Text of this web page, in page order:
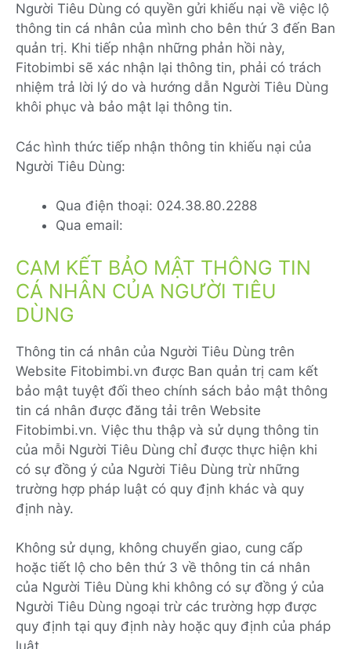
Người Tiêu Dùng có quyền gửi khiếu nại về việc lộ
thông tin cá nhân của mình cho bên thứ 3 đến Ban
quản trị. Khi tiếp nhận những phản hồi này,
Fitobimbi sẽ xác nhận lại thông tin, phải có trách
nhiệm trả lời lý do và hướng dẫn Người Tiêu Dùng
khôi phục và bảo mật lại thông tin.
Các hình thức tiếp nhận thông tin khiếu nại của
Người Tiêu Dùng:
Qua điện thoại: 024.38.80.2288
Qua email:
CAM KẾT BẢO MẬT THÔNG TIN
CÁ NHÂN CỦA NGƯỜI TIÊU
DÙNG
Thông tin cá nhân của Người Tiêu Dùng trên
Website Fitobimbi.vn được Ban quản trị cam kết
bảo mật tuyệt đối theo chính sách bảo mật thông
tin cá nhân được đăng tải trên Website
Fitobimbi.vn. Việc thu thập và sử dụng thông tin
của mỗi Người Tiêu Dùng chỉ được thực hiện khi
có sự đồng ý của Người Tiêu Dùng trừ những
trường hợp pháp luật có quy định khác và quy
định này.
Không sử dụng, không chuyển giao, cung cấp
hoặc tiết lộ cho bên thứ 3 về thông tin cá nhân
của Người Tiêu Dùng khi không có sự đồng ý của
Người Tiêu Dùng ngoại trừ các trường hợp được
quy định tại quy định này hoặc quy định của pháp
luật.